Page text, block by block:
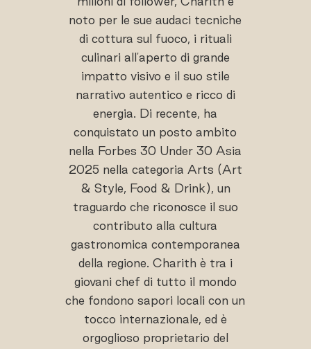
noto per le sue audaci tecniche
di cottura sul fuoco, i rituali
culinari all'aperto di grande
impatto visivo e il suo stile
narrativo autentico e ricco di
energia. Di recente, ha
conquistato un posto ambito
nella Forbes 30 Under 30 Asia
2025 nella categoria Arts (Art
& Style, Food & Drink), un
traguardo che riconosce il suo
contributo alla cultura
gastronomica contemporanea
della regione. Charith è tra i
giovani chef di tutto il mondo
che fondono sapori locali con un
tocco internazionale, ed è
orgoglioso proprietario del